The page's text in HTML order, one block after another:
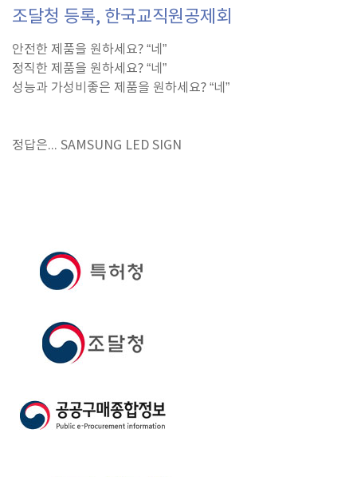
조달청 등록, 한국교직원공제회
안전한 제품을 원하세요? “네”
정직한 제품을 원하세요? “네”
성능과 가성비좋은 제품을 원하세요? “네”
정답은... SAMSUNG LED SIGN